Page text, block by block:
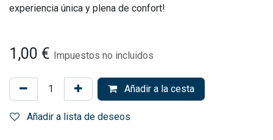
experiencia única y plena de confort!
1,00 € Impuestos no incluidos
Añadir a la cesta
Añadir a lista de deseos